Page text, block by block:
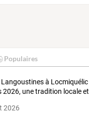
Populaires
Langoustinesà Locmiquélic
2026, unetradition localeet
2026